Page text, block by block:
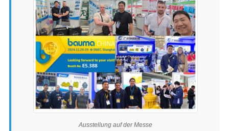
Ausstellung auf der Messe